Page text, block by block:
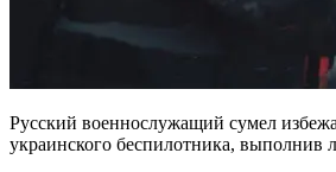
Русский военнослужащий сумел
украинского беспилотника, выполнив